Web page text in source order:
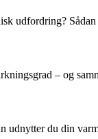
udfordring?
– og
udnytter du din